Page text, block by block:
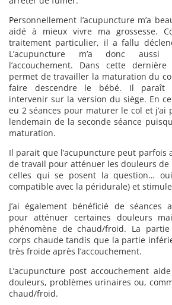
Personnellement l’acupuncture m’a
aidé à mieux vivre ma grossesse.
traitement particulier, il a fallu
L’acupuncture m’a donc
l’accouchement. Dans cette dernière
permet de travailler la maturation du
faire descendre le bébé. Il paraît
intervenir sur la version du siège. En
eu 2 séances pour maturer le col et j’ai
lendemain de la seconde séance
maturation.
Il parait que l’acupuncture peut parfois
de travail pour atténuer les douleurs
celles qui se posent la question… oui
compatible avec la péridurale) et
J’ai également bénéficié de séances
pour atténuer certaines douleurs
phénomène de chaud/froid. La
corps chaude tandis que la partie
très froide après l’accouchement.
L’acupuncture post accouchement
douleurs, problèmes urinaires ou,
chaud/froid.